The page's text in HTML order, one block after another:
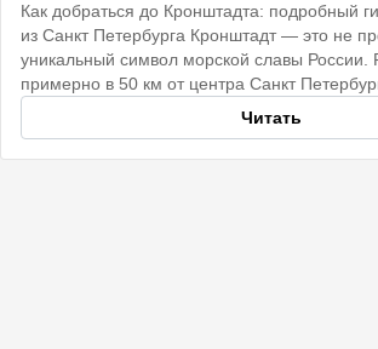
Как добраться до Кронштадта: подробный
из Санкт Петербурга Кронштадт — это не
уникальный символ морской славы России.
примерно в 50 км от центра Санкт
Читать